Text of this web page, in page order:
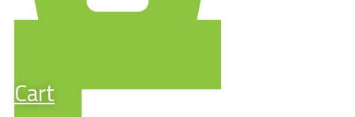
Cart